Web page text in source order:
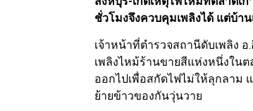
ชั่วโมงจึงควบคุมเพลิงได้ แต่บ้า
เจ้าหน้าที่ตำรวจสถานีดับเพลิง อ
เพลิงไหม้ร้านขายสีแห่งหนึ่งใน
ออกไปเพื่อสกัดไฟไม่ให้ลุกลาม
ย้ายข้าวของกันวุ่นวาย